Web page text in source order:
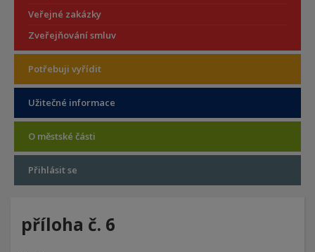
Veřejné zakázky
Zveřejňování smluv
Potřebuji vyřídit
Užitečné informace
O městské části
Přihlásit se
příloha č. 6